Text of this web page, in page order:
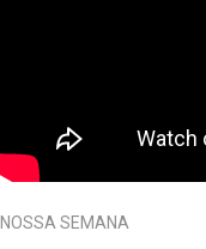
NOSSA SEMANA